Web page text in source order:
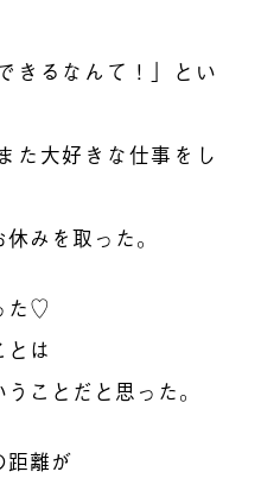
きるなんて！」とい
た大好きな仕事をし
みを取った。
た♡
とは
ことだと思った。
距離が